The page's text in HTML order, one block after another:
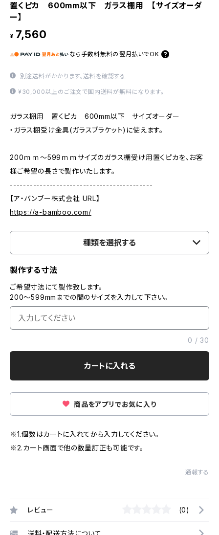
置くピカ 600mm以下 ガラス棚用 【サイズオーダ
ー】
¥ 7,560
なら 手数料無料の 翌月払いでOK
別途送料がかかります。送料を確認する
¥30,000以上のご注文で国内送料が無料になります。
ガラス棚用 置くピカ 600mm以下 サイズオーダー
・ガラス棚受け金具(ガラスブラケット)に使えます。
200ｍｍ～599ｍｍサイズのガラス棚受け用置くピカを、お客
様ご希望の長さで製作いたします。
-------------------------------------------
【ア・バンブー株式会社 URL】
https://a-bamboo.com/
種類を選択する
製作する寸法
ご希望寸法にて製作致します。
200～599mmまでの間のサイズを入力して下さい。
0 /30
カートに入れる
商品をアプリでお気に入り
※1.個数はカートに入れてから入力してください。
※2.カート画面で他の数量訂正も可能です。
通報する
レビュー (0)
送料・配送方法について